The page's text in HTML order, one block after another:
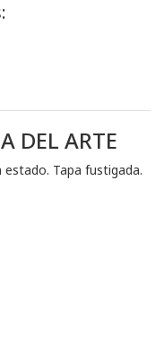
DEL ARTE
Tapa fustigada.